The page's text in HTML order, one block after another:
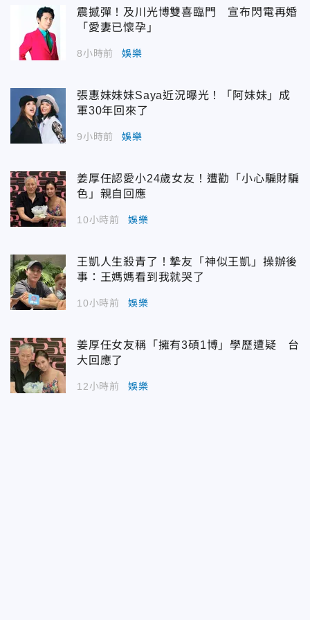
震撼彈！及川光博雙喜臨門 宣布閃電再婚
「愛妻已懷孕」
8小時前 娛樂
張惠妹妹妹Saya近況曝光！「阿妹妹」成
軍30年回來了
9小時前 娛樂
姜厚任認愛小24歲女友！遭勸「小心騙財騙
色」親自回應
10小時前 娛樂
王凱人生殺青了！摯友「神似王凱」操辦後
事：王媽媽看到我就哭了
10小時前 娛樂
姜厚任女友稱「擁有3碩1博」學歷遭疑 台
大回應了
12小時前 娛樂